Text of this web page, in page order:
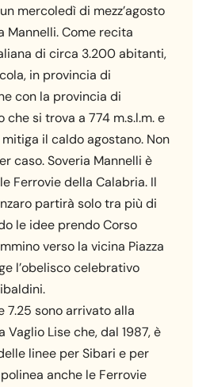
mercoledì di mezz’agosto
Mannelli. Come recita
di circa 3.200 abitanti,
in provincia di
con la provincia di
che si trova a 774 m.s.l.m. e
il caldo agostano. Non
caso. Soveria Mannelli è
Ferrovie della Calabria. Il
partirà solo tra più di
le idee prendo Corso
verso la vicina Piazza
l’obelisco celebrativo
7.25 sono arrivato alla
Vaglio Lise che, dal 1987, è
linee per Sibari e per
anche le Ferrovie